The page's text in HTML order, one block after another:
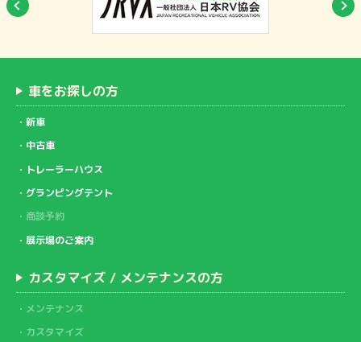
車をお探しの方
新車
中古車
トレーラーハウス
グランピングテント
商談予約
展示場のご案内
カスタマイズ / メンテナンスの方
メンテナンス
カスタマイズ